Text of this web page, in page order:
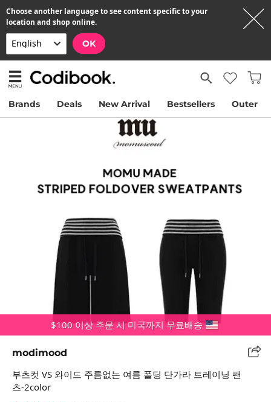
Choose another language to see content specific to your
location and shop online.
OK
Brands Deals New Arrival Bestsellers Outer
$100 이상 주문 시 미국까지 무료배송
modimood
부츠컷 VS 와이드 주름없는 여름 폴딩 단가라 트레이닝 팬
츠-2color